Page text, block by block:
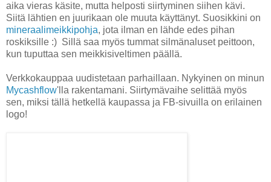
aika vieras käsite, mutta helposti siirtyminen siihen kävi.
Siitä lähtien en juurikaan ole muuta käyttänyt. Suosikkini on
mineraalimeikkipohja, jota ilman en lähde edes pihan
roskiksille :) Sillä saa myös tummat silmänaluset peittoon,
kun tuputtaa sen meikkisiveltimen päällä.
Verkkokauppaa uudistetaan parhaillaan. Nykyinen on minun
Mycashflow'lla rakentamani. Siirtymävaihe selittää myös
sen, miksi tällä hetkellä kaupassa ja FB-sivuilla on erilainen
logo!